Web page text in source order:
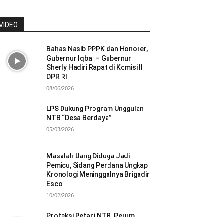
Bahas Nasib PPPK dan Honorer,
Gubernur Iqbal – Gubernur
Sherly Hadiri Rapat di Komisi II
DPR RI
08/06/2026
LPS Dukung Program Unggulan
NTB “Desa Berdaya”
05/03/2026
Masalah Uang Diduga Jadi
Pemicu, Sidang Perdana Ungkap
Kronologi Meninggalnya Brigadir
Esco
10/02/2026
Proteksi Petani NTB, Perum